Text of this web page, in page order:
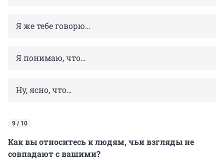
Я же тебе говорю…
Я понимаю, что…
Ну, ясно, что…
9 / 10
Как вы относитесь к людям, чьи взгляды не
совпадают с вашими?